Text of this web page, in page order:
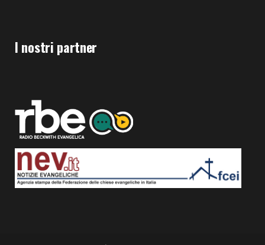
I nostri partner